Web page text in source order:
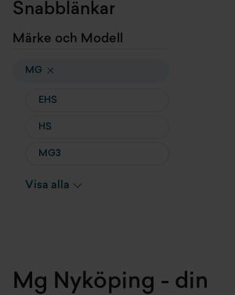
Snabblänkar
Märke och Modell
MG
EHS
HS
MG3
MG4
ZS EV
Visa alla
Mg Nyköping - din